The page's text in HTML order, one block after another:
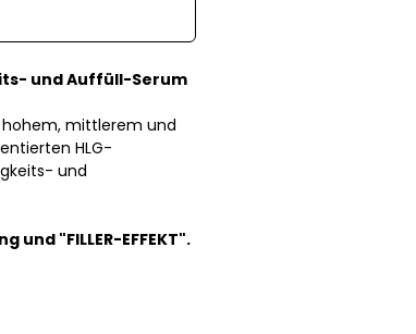
und Auffüll-Serum
hohem, mittlerem und
HLG-
und
"FILLER-EFFEKT".